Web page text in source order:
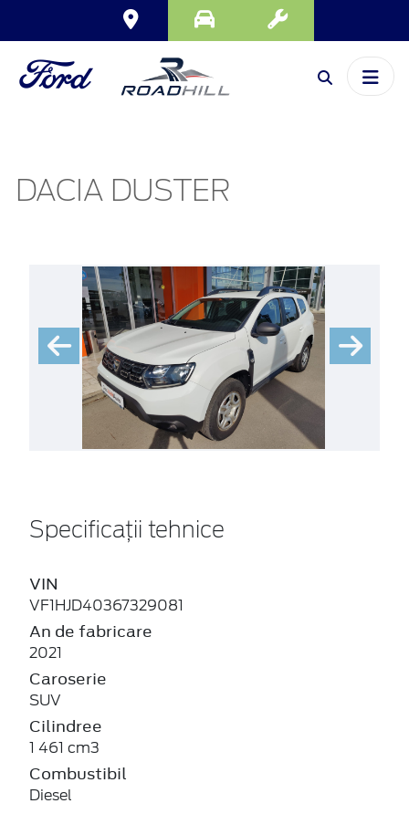
DACIA DUSTER
Specificații tehnice
VIN
VF1HJD40367329081
An de fabricare
2021
Caroserie
SUV
Cilindree
1 461 cm3
Combustibil
Diesel